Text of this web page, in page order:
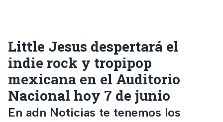
Little Jesus despertará el
indie rock y tropipop
mexicana en el Auditorio
Nacional hoy 7 de junio
En adn Noticias te tenemos los